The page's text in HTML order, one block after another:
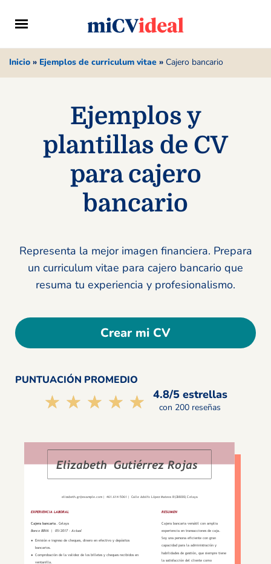
Inicio » Ejemplos de curriculum vitae » Cajero bancario
Ejemplos y
plantillas de CV
para cajero
bancario
Representa la mejor imagen financiera. Prepara
un curriculum vitae para cajero bancario que
resuma tu experiencia y profesionalismo.
Crear mi CV
PUNTUACIÓN PROMEDIO
☆☆☆☆☆
★★★★★ 4.8/5 estrellas
con 200 reseñas